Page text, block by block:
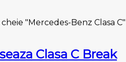
"Mercedes-Benz Clasa C"
Clasa C Break